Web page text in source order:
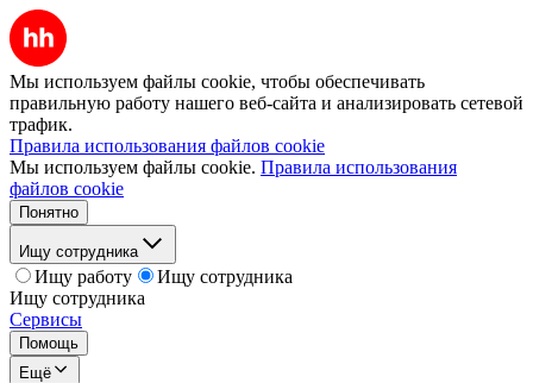
Мы используем файлы cookie, чтобы обеспечивать
правильную работу нашего веб-сайта и анализировать сетевой
трафик.
Правила использования файлов cookie
Мы используем файлы cookie. Правила использования
файлов cookie
Понятно
Ищу сотрудника
Ищу работу
Ищу сотрудника
Ищу сотрудника
Сервисы
Помощь
Ещё